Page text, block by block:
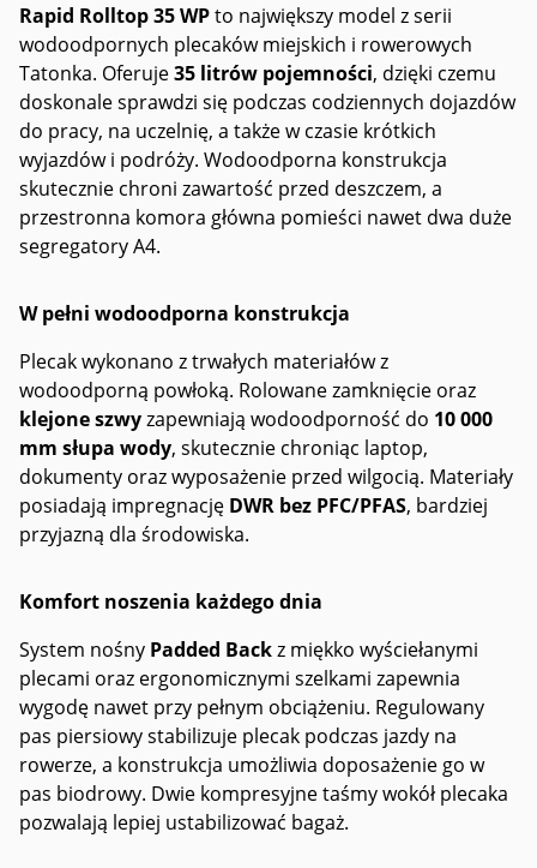
Rapid Rolltop 35 WPto największy model z serii
wodoodpornych plecaków miejskich i rowerowych
Tatonka. Oferuje35 litrów pojemności, dzięki czemu
doskonale sprawdzi się podczas codziennych dojazdów
do pracy, na uczelnię, a także w czasie krótkich
wyjazdów i podróży. Wodoodporna konstrukcja
skutecznie chroni zawartość przed deszczem, a
przestronna komora główna pomieści nawet dwa duże
segregatory A4.
W pełni wodoodporna konstrukcja
Plecak wykonano z trwałych materiałów z
wodoodporną powłoką. Rolowane zamknięcie oraz
klejone szwyzapewniają wodoodporność do 10 000
mm słupa wody, skutecznie chroniąc laptop,
dokumenty oraz wyposażenie przed wilgocią. Materiały
posiadają impregnację DWR bez PFC/PFAS, bardziej
przyjazną dla środowiska.
Komfort noszenia każdego dnia
System nośny Padded Backz miękko wyściełanymi
plecami oraz ergonomicznymi szelkami zapewnia
wygodę nawet przy pełnym obciążeniu. Regulowany
pas piersiowy stabilizuje plecak podczas jazdy na
rowerze, a konstrukcja umożliwia doposażenie go w
pas biodrowy. Dwie kompresyjne taśmy wokół plecaka
pozwalają lepiej ustabilizować bagaż.